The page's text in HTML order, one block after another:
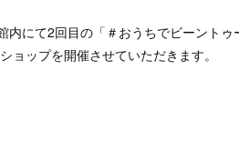
にて2回目の「＃おうちでビーントゥ
ョップを開催させていただきます。